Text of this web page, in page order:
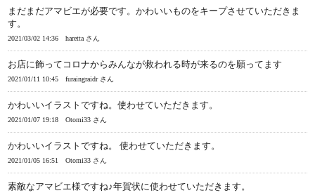
まだまだアマビエが必要です。かわいいものをキープさせていただきま
す。
2021/03/02 14:36 haretta さん
お店に飾ってコロナからみんなが救われる時が来るのを願ってます
2021/01/11 10:45 furaingraidr さん
かわいいイラストですね。使わせていただきます。
2021/01/07 19:18 Otomi33 さん
かわいいイラストですね。 使わせていただきます。
2021/01/05 16:51 Otomi33 さん
素敵なアマビエ様ですね♪年賀状に使わせていただきます。